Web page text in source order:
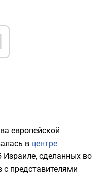
европейской
в центре
Израиле, сделанных во
представителями